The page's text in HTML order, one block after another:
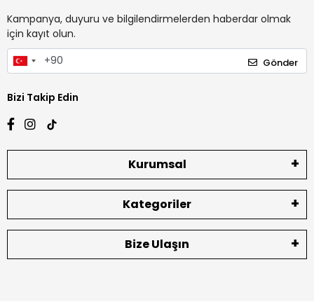
Kampanya, duyuru ve bilgilendirmelerden haberdar olmak
için kayıt olun.
Gönder
Bizi Takip Edin
Kurumsal
Kategoriler
Bize Ulaşın